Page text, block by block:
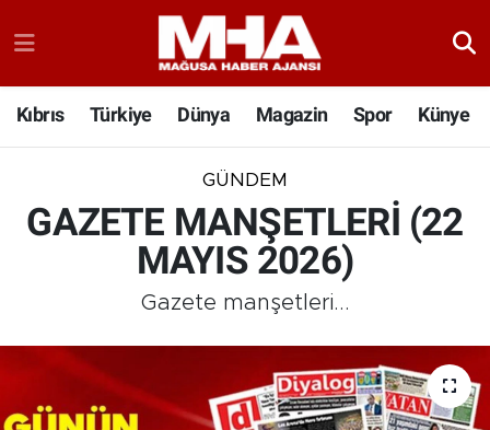
Kıbrıs Türkiye Dünya Magazin Spor Künye
GÜNDEM
GAZETE MANŞETLERİ (22
MAYIS 2026)
Gazete manşetleri...